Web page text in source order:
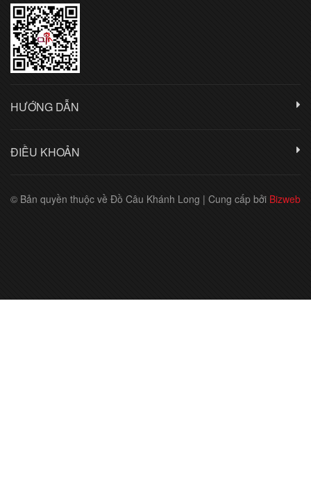
HƯỚNG DẪN
ĐIỀU KHOẢN
© Bản quyền thuộc về Đồ Câu Khánh Long | Cung cấp bởi Bizweb